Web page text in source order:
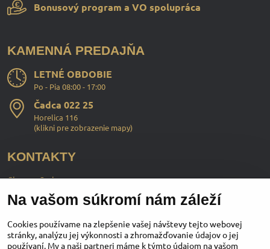
Bonusový program a VO spolupráca
KAMENNÁ PREDAJŇA
LETNÉ OBDOBIE
Po - Pia 08:00 - 17:00
Čadca 022 25
Horelica 116
(klikni pre zobrazenie mapy)
KONTAKTY
ChopperStyle s.r.o.
Ing. Martin Murčo
+421 911 364 555
Na vašom súkromí nám záleží
Cookies používame na zlepšenie vašej návštevy tejto webovej
stránky, analýzu jej výkonnosti a zhromažďovanie údajov o jej
používaní. My a naši partneri máme k týmto údajom na vašom